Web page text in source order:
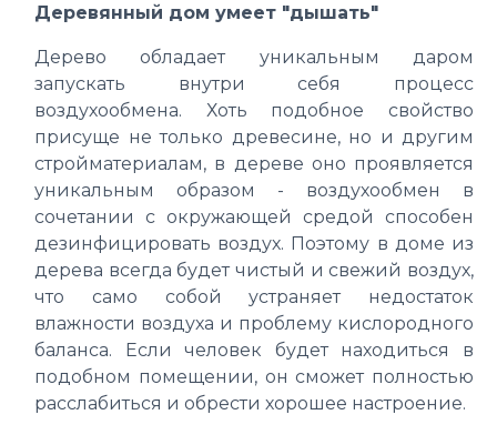
Деревянный дом умеет "дышать"
Дерево обладает уникальным даром
запускать внутри себя процесс
воздухообмена. Хоть подобное свойство
присуще не только древесине, но и другим
стройматериалам, в дереве оно проявляется
уникальным образом - воздухообмен в
сочетании с окружающей средой способен
дезинфицировать воздух. Поэтому в доме из
дерева всегда будет чистый и свежий воздух,
что само собой устраняет недостаток
влажности воздуха и проблему кислородного
баланса. Если человек будет находиться в
подобном помещении, он сможет полностью
расслабиться и обрести хорошее настроение.